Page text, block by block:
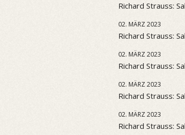
Richard Strauss:
02. MÄRZ 2023
Richard Strauss:
02. MÄRZ 2023
Richard Strauss:
02. MÄRZ 2023
Richard Strauss:
02. MÄRZ 2023
Richard Strauss: